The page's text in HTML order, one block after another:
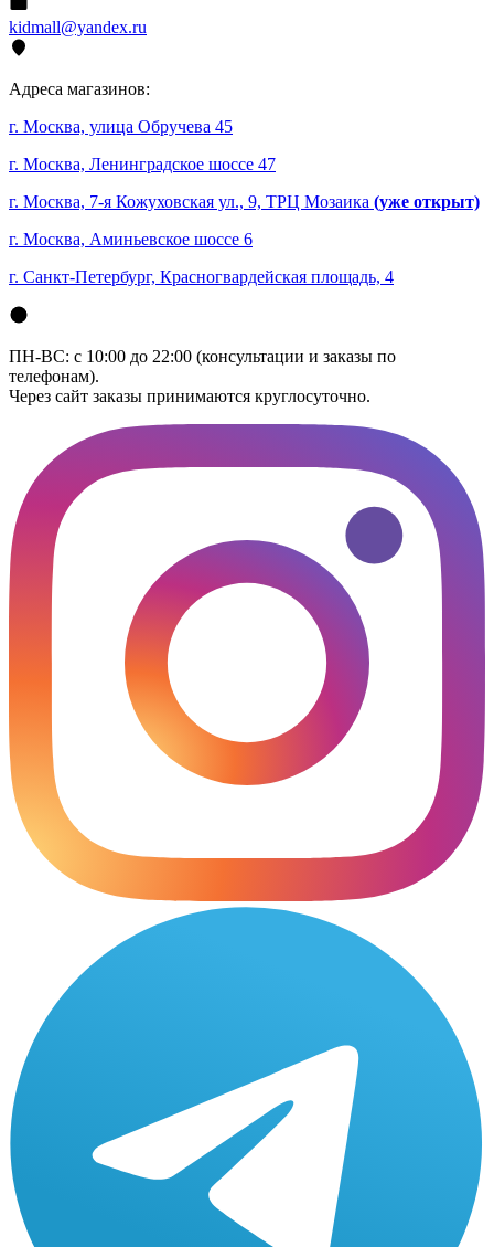
kidmall@yandex.ru
Адреса магазинов:
г. Москва, улица Обручева 45
г. Москва, Ленинградское шоссе 47
г. Москва, 7-я Кожуховская ул., 9, ТРЦ Мозаика (уже открыт)
г. Москва, Аминьевское шоссе 6
г. Санкт-Петербург, Красногвардейская площадь, 4
ПН-ВС: с 10:00 до 22:00 (консультации и заказы по
телефонам).
Через сайт заказы принимаются круглосуточно.